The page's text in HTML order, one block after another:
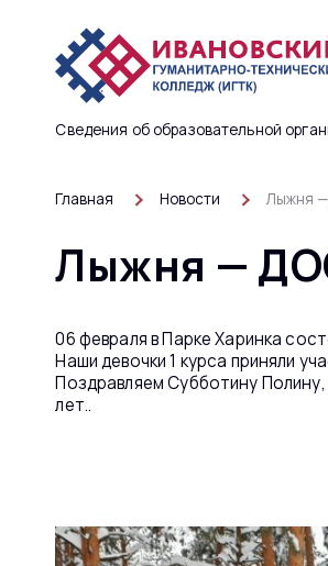
Сведения об образовательной
Главная Новости Лыжня
Лыжня —
06 февраля в Парке Харинка
Наши девочки 1 курса приняли
Поздравляем Субботину
лет..